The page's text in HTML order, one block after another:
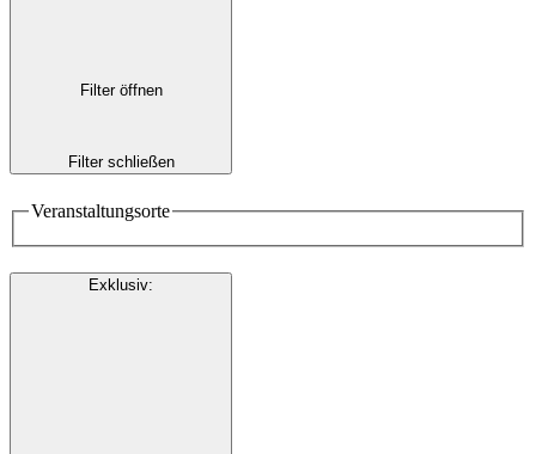
Filter öffnen
Filter schließen
Veranstaltungsorte
Exklusiv: